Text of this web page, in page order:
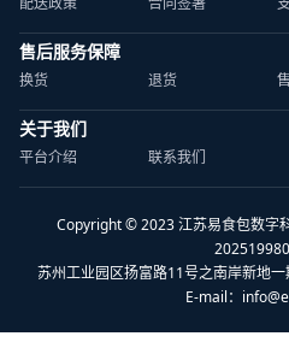
售后服务保障
换货 退货
关于我们
平台介绍 联系我们
Copyright © 2023 江苏易食包数字
苏州工业园区扬富路11号之南岸新地
E-mail：